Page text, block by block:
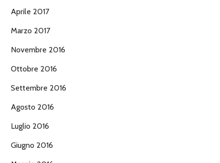
Aprile 2017
Marzo 2017
Novembre 2016
Ottobre 2016
Settembre 2016
Agosto 2016
Luglio 2016
Giugno 2016